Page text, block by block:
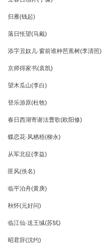
归雁(钱起)
落日怅望(马戴)
添字丑奴儿·窗前谁种芭蕉树(李清照)
京师得家书(袁凯)
望木瓜山(李白)
登乐游原(杜牧)
春日西湖寄谢法曹歌(欧阳修)
蝶恋花·凤栖梧(柳永)
从军北征(李益)
匪风(佚名)
临平泊舟(黄庚)
秋怀(元好问)
临江仙·送王缄(苏轼)
昭君辞(沈约)